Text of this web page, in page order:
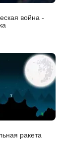
война -
ракета